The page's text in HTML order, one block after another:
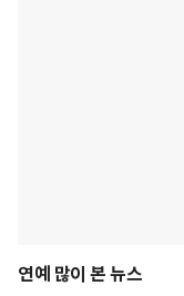
연예 많이 본 뉴스